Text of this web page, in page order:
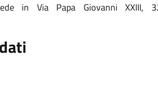
in Via Papa Giovanni